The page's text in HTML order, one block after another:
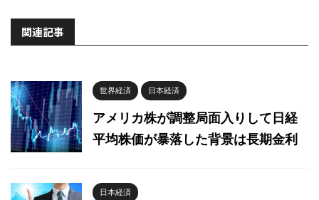
関連記事
世界経済 日本経済
アメリカ株が調整局面入りして日経
平均株価が暴落した背景は長期金利
日本経済